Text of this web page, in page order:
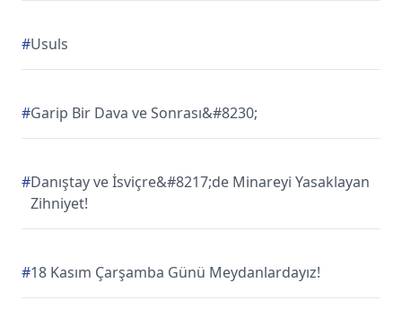
#Usuls
#Garip Bir Dava ve Sonrası&#8230;
#Danıştay ve İsviçre&#8217;de Minareyi Yasaklayan
Zihniyet!
#18 Kasım Çarşamba Günü Meydanlardayız!